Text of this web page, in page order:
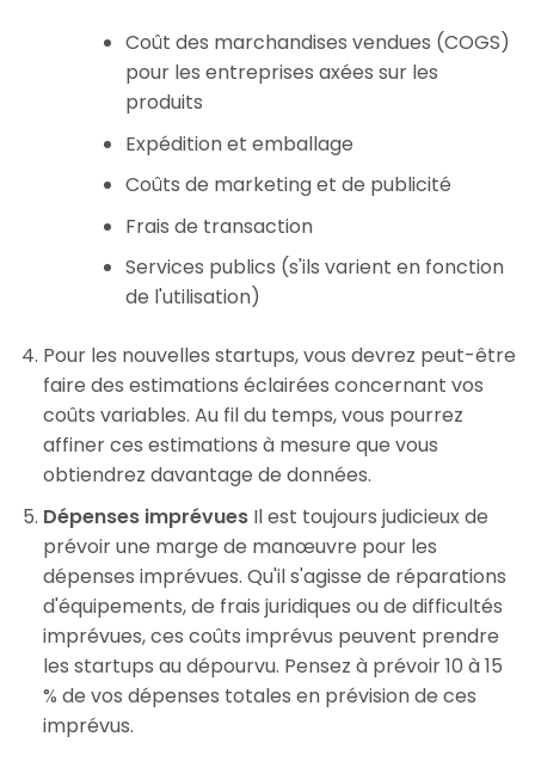
Coût des marchandises vendues (COGS)
pour les entreprises axées sur les
produits
Expédition et emballage
Coûts de marketing et de publicité
Frais de transaction
Services publics (s'ils varient en fonction
de l'utilisation)
Pour les nouvelles startups, vous devrez peut-être
faire des estimations éclairées concernant vos
coûts variables. Au fil du temps, vous pourrez
affiner ces estimations à mesure que vous
obtiendrez davantage de données.
Dépenses imprévuesIl est toujours judicieux de
prévoir une marge de manœuvre pour les
dépenses imprévues. Qu'il s'agisse de réparations
d'équipements, de frais juridiques ou de difficultés
imprévues, ces coûts imprévus peuvent prendre
les startups au dépourvu. Pensez à prévoir 10 à 15
% de vos dépenses totales en prévision de ces
imprévus.